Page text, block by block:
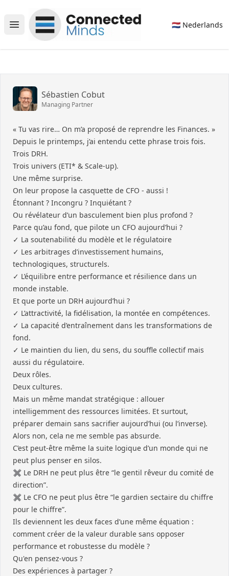
Open main menu
Connected Minds
🇳🇱 Nederlands
Sébastien Cobut
Managing Partner
« Tu vas rire… On m’a proposé de reprendre les Finances. »
Depuis le printemps, j’ai entendu cette phrase trois fois.
Trois DRH.
Trois univers (ETI* & Scale-up).
Une même surprise.
On leur propose la casquette de CFO - aussi !
Étonnant ? Incongru ? Inquiétant ?
Ou révélateur d’un basculement bien plus profond ?
Parce qu’au fond, que pilote un CFO aujourd’hui ?
✓ La soutenabilité du modèle et le régulatoire
✓ Les arbitrages d’investissement humains,
technologiques, structurels.
✓ L’équilibre entre performance et résilience dans un
monde instable.
Et que porte un DRH aujourd’hui ?
✓ L’attractivité, la fidélisation, la montée en compétences.
✓ La capacité d’entraînement dans les transformations de
fond.
✓ Le maintien du lien, du sens, du souffle collectif mais
aussi du régulatoire.
Deux rôles.
Deux cultures.
Mais un même mandat stratégique : allouer
intelligemment des ressources limitées. Et surtout,
préparer demain sans sacrifier aujourd’hui (ou l’inverse).
Alors non, cela ne me semble pas absurde.
C’est peut-être même la suite logique d’un monde qui ne
peut plus penser en silos.
✖️ Le DRH ne peut plus être “le gentil rêveur du comité de
direction”.
✖️ Le CFO ne peut plus être “le gardien sectaire du chiffre
pour le chiffre”.
Ils deviennent les deux faces d’une même équation :
comment créer de la valeur durable sans opposer
performance et robustesse du modèle ?
Qu'en pensez-vous ?
Des expériences à partager ?